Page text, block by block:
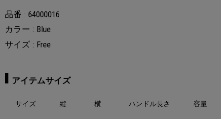
品番
64000016
カラー
Blue
サイズ
Free
アイテムサイズ
サイズ 縦 横 ハンドル長さ 容量